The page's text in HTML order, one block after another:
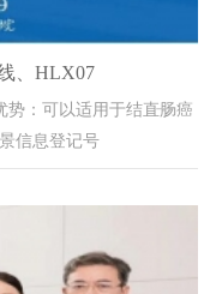
、HLX07
势：可以适用于结直肠癌
信息登记号